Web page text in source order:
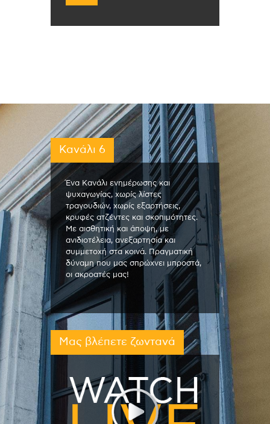
Κανάλι 6
Ένα Κανάλι ενημέρωσης και
ψυχαγωγίας, χωρίς λίστες
τραγουδιών, χωρίς εξαρτήσεις,
κρυφές ατζέντες και σκοπιμότητες.
Με αισθητική και άποψη, με
ανιδιοτέλεια, ανεξαρτησία και
συμμετοχή στα κοινά. Πραγματική
δύναμη που μας σπρώχνει μπροστά,
οι ακροατές μας!
Μας βλέπετε ζωντανά